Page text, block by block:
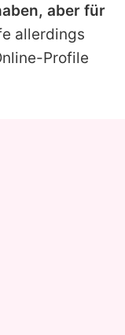
aber für
allerdings
Profile